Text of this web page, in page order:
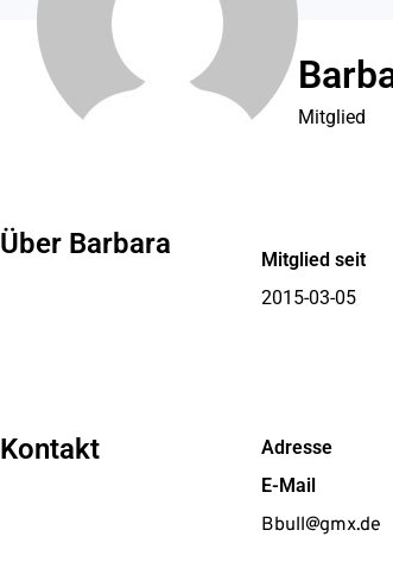
Mitglied
Über Barbara
Mitglied seit
2015-03-05
Kontakt
Adresse
E-Mail
Bbull@gmx.de